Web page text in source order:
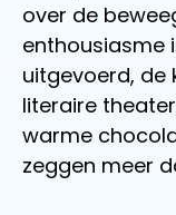
over de
enthousiasme
uitgevoerd, de
literaire
warme
zeggen meer